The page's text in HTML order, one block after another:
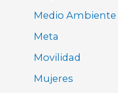
Medio Ambiente
Meta
Movilidad
Mujeres